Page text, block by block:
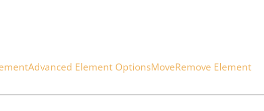
Advanced Element OptionsMoveRemove Element